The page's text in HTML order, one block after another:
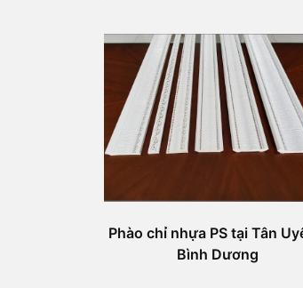
Phào chỉ nhựa PS tại Tân
Bình Dương